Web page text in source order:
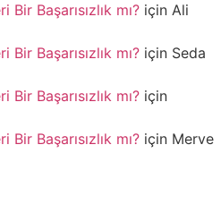
Bir Başarısızlık mı? için Ali
Bir Başarısızlık mı? için Seda
Bir Başarısızlık mı? için
Bir Başarısızlık mı? için Merve